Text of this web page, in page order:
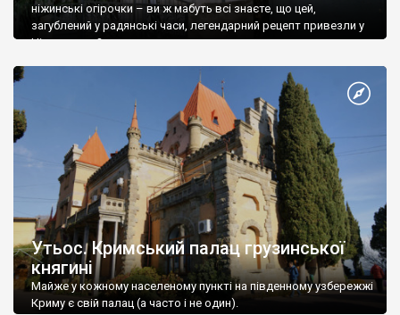
ніжинські огірочки – ви ж мабуть всі знаєте, що цей,
загублений у радянські часи, легендарний рецепт привезли у
Ніжин греки?
Утьос. Кримський палац грузинської
княгині
Майже у кожному населеному пункті на південному узбережжі
Криму є свій палац (а часто і не один).